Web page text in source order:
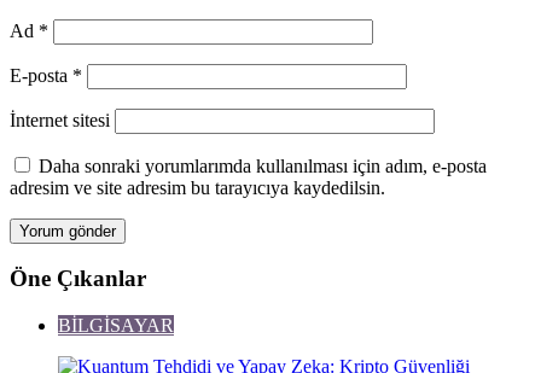
Ad *
E-posta *
İnternet sitesi
Daha sonraki yorumlarımda kullanılması için adım, e-posta
adresim ve site adresim bu tarayıcıya kaydedilsin.
Öne Çıkanlar
BİLGİSAYAR